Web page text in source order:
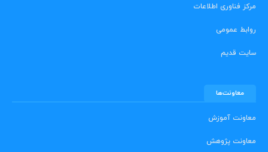
مرکز فناوری اطلاعات
روابط عمومی
سایت قدیم
معاونت‌ها
معاونت آموزش
معاونت پژوهش